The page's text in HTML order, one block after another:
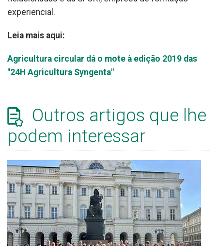
experiencial.
Leia mais aqui:
Agricultura circular dá o mote à edição 2019 das
"24H Agricultura Syngenta"
Outros artigos que lhe
podem interessar